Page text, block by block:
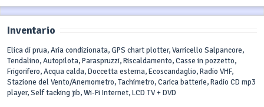
Inventario
Elica di prua, Aria condizionata, GPS chart plotter, Varricello Salpancore,
Tendalino, Autopilota, Paraspruzzi, Riscaldamento, Casse in pozzetto,
Frigorifero, Acqua calda, Doccetta esterna, Ecoscandaglio, Radio VHF,
Stazione del Vento/Anemometro, Tachimetro, Carica batterie, Radio CD mp3
player, Self tacking jib, Wi-Fi Internet, LCD TV + DVD